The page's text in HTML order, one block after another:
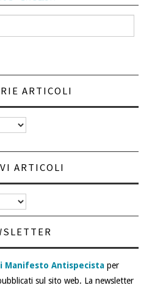
ARTICOLI
ARTICOLI
Antispecista per
sul sito web. La newsletter